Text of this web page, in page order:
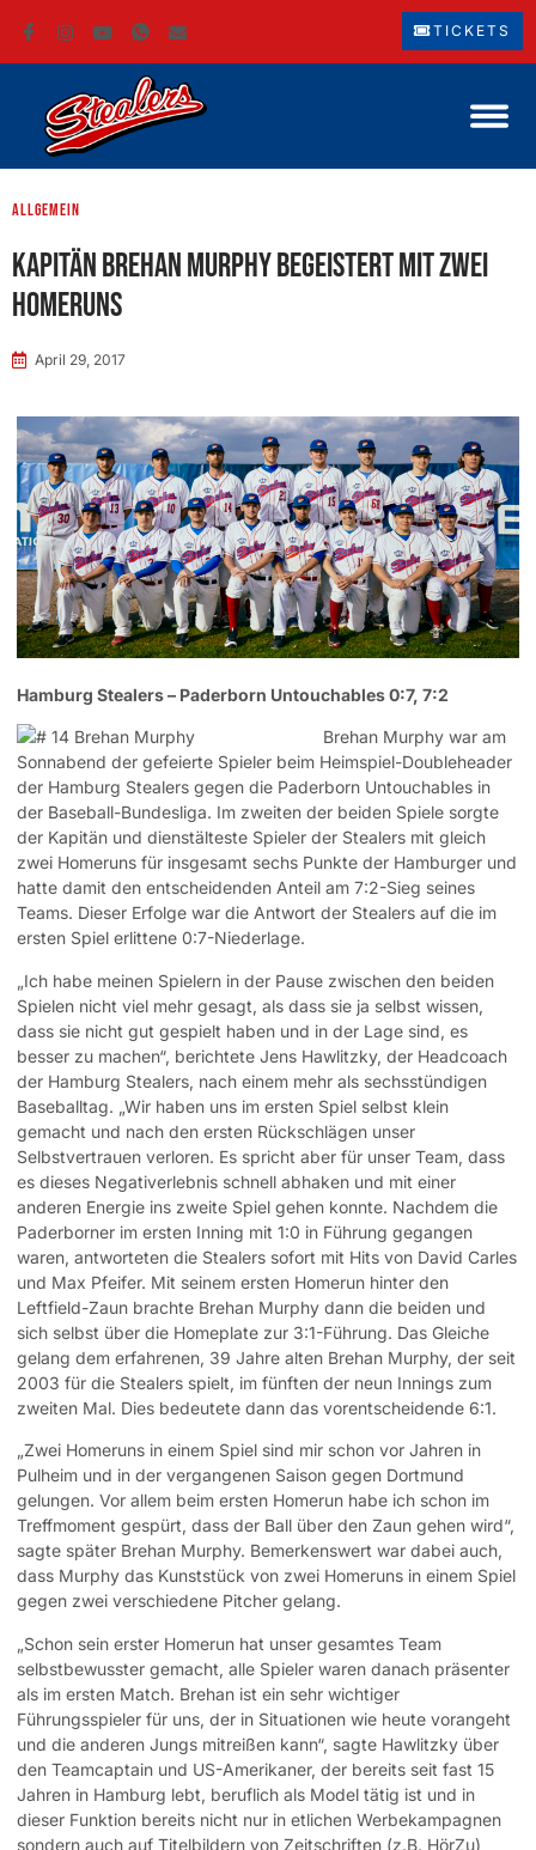
TICKETS
Allgemein
Kapitän Brehan Murphy begeistert mit zwei
Homeruns
April 29, 2017
Hamburg Stealers – Paderborn Untouchables 0:7, 7:2
Brehan Murphy war am
Sonnabend der gefeierte Spieler beim Heimspiel-Doubleheader
der Hamburg Stealers gegen die Paderborn Untouchables in
der Baseball-Bundesliga. Im zweiten der beiden Spiele sorgte
der Kapitän und dienstälteste Spieler der Stealers mit gleich
zwei Homeruns für insgesamt sechs Punkte der Hamburger und
hatte damit den entscheidenden Anteil am 7:2-Sieg seines
Teams. Dieser Erfolge war die Antwort der Stealers auf die im
ersten Spiel erlittene 0:7-Niederlage.
„Ich habe meinen Spielern in der Pause zwischen den beiden
Spielen nicht viel mehr gesagt, als dass sie ja selbst wissen,
dass sie nicht gut gespielt haben und in der Lage sind, es
besser zu machen“, berichtete Jens Hawlitzky, der Headcoach
der Hamburg Stealers, nach einem mehr als sechsstündigen
Baseballtag. „Wir haben uns im ersten Spiel selbst klein
gemacht und nach den ersten Rückschlägen unser
Selbstvertrauen verloren. Es spricht aber für unser Team, dass
es dieses Negativerlebnis schnell abhaken und mit einer
anderen Energie ins zweite Spiel gehen konnte. Nachdem die
Paderborner im ersten Inning mit 1:0 in Führung gegangen
waren, antworteten die Stealers sofort mit Hits von David Carles
und Max Pfeifer. Mit seinem ersten Homerun hinter den
Leftfield-Zaun brachte Brehan Murphy dann die beiden und
sich selbst über die Homeplate zur 3:1-Führung. Das Gleiche
gelang dem erfahrenen, 39 Jahre alten Brehan Murphy, der seit
2003 für die Stealers spielt, im fünften der neun Innings zum
zweiten Mal. Dies bedeutete dann das vorentscheidende 6:1.
„Zwei Homeruns in einem Spiel sind mir schon vor Jahren in
Pulheim und in der vergangenen Saison gegen Dortmund
gelungen. Vor allem beim ersten Homerun habe ich schon im
Treffmoment gespürt, dass der Ball über den Zaun gehen wird“,
sagte später Brehan Murphy. Bemerkenswert war dabei auch,
dass Murphy das Kunststück von zwei Homeruns in einem Spiel
gegen zwei verschiedene Pitcher gelang.
„Schon sein erster Homerun hat unser gesamtes Team
selbstbewusster gemacht, alle Spieler waren danach präsenter
als im ersten Match. Brehan ist ein sehr wichtiger
Führungsspieler für uns, der in Situationen wie heute vorangeht
und die anderen Jungs mitreißen kann“, sagte Hawlitzky über
den Teamcaptain und US-Amerikaner, der bereits seit fast 15
Jahren in Hamburg lebt, beruflich als Model tätig ist und in
dieser Funktion bereits nicht nur in etlichen Werbekampagnen
sondern auch auf Titelbildern von Zeitschriften (z.B. HörZu)